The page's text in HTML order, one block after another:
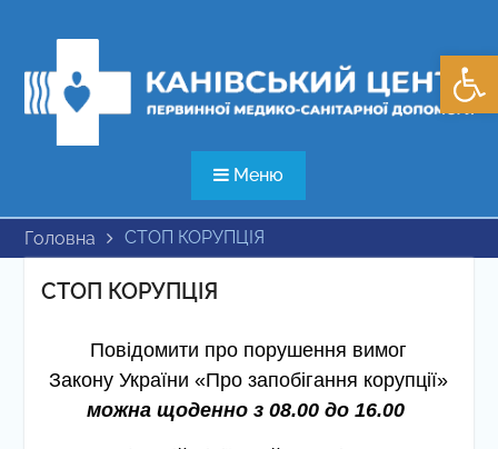
Меню
Головна СТОП КОРУПЦІЯ
СТОП КОРУПЦІЯ
Повідомити про порушення вимог
Закону України «Про запобігання корупції»
можна щоденно з 08.00 до 16.00